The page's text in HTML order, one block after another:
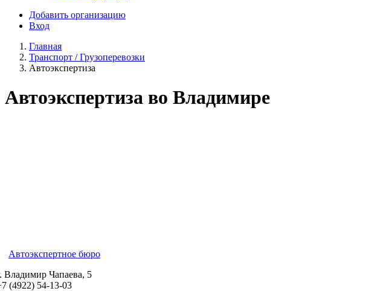
Добавить организацию
Вход
Главная
Транспорт / Грузоперевозки
Автоэкспертиза
Автоэкспертиза во Владимире
Автоэкспертное бюро
Владимир Чапаева, 5
(4922) 54-13-03